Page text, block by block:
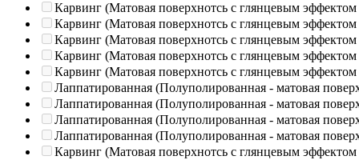
Карвинг (Матовая поверхнотсь с глянцевым эффектом
Карвинг (Матовая поверхнотсь с глянцевым эффектом
Карвинг (Матовая поверхнотсь с глянцевым эффектом
Карвинг (Матовая поверхнотсь с глянцевым эффектом
Карвинг (Матовая поверхнотсь с глянцевым эффектом
Лаппатированная (Полуполированная - матовая
Лаппатированная (Полуполированная - матовая
Лаппатированная (Полуполированная - матовая
Лаппатированная (Полуполированная - матовая
Карвинг (Матовая поверхнотсь с глянцевым эффектом